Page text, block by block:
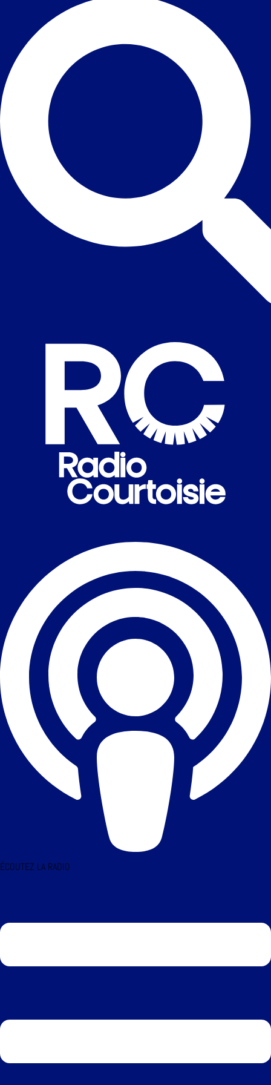
ÉCOUTEZ LA RADIO